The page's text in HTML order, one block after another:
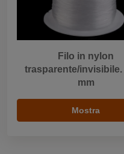
Filo in nylon
trasparente/invisibile.
mm
Mostra